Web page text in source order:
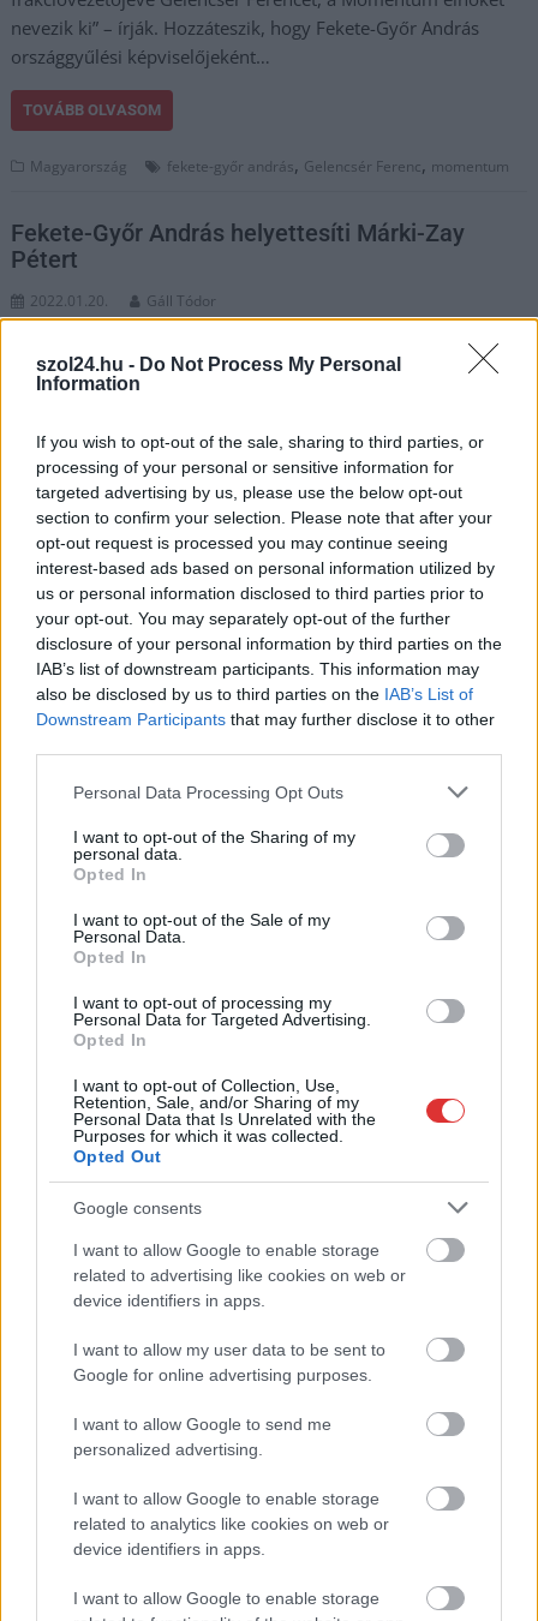
szol24.hu - Do Not Process My Personal
Information
If you wish to opt-out of the sale, sharing to third parties, or
processing of your personal or sensitive information for
targeted advertising by us, please use the below opt-out
section to confirm your selection. Please note that after your
opt-out request is processed you may continue seeing
interest-based ads based on personal information utilized by
us or personal information disclosed to third parties prior to
your opt-out. You may separately opt-out of the further
disclosure of your personal information by third parties on the
IAB’s list of downstream participants. This information may
also be disclosed by us to third parties on the IAB’s List of
Downstream Participants that may further disclose it to other
Please note that this website/app uses one or more Google
not limited to your visit or usage behaviour. You may click to
grant or deny consent to Google and its third-party tags to
use your data for below specified purposes in below Google
consent section.
Personal Data Processing Opt Outs
I want to opt-out of the Sharing of my
personal data.
Opted In
I want to opt-out of the Sale of my
Personal Data.
Opted In
I want to opt-out of processing my
Personal Data for Targeted Advertising.
Opted In
I want to opt-out of Collection, Use,
Retention, Sale, and/or Sharing of my
Personal Data that Is Unrelated with the
Purposes for which it was collected.
Opted Out
Google consents
I want to allow Google to enable storage
related to advertising like cookies on web or
device identifiers in apps.
I want to allow my user data to be sent to
Google for online advertising purposes.
I want to allow Google to send me
personalized advertising.
I want to allow Google to enable storage
related to analytics like cookies on web or
device identifiers in apps.
I want to allow Google to enable storage
nevezik ki” – írják. Hozzáteszik, hogy Fekete-Győr András
országgyűlési képviselőjeként…
TOVÁBB OLVASOM
Magyarország fekete-győr andrás, Gelencsér Ferenc, momentum
Fekete-Győr András helyettesíti Márki-Zay
Pétert
2022.01.20. Gáll Tódor
Fekete-Győr András, a
Momentum politikusa
Hódmezővásárhely
polgármesterét, az
ellenzéki összefogás
miniszterelnök-jelöltjét
a következő napokban – számolt be a hírről a HVG. Erre azért
van szükség, mert Márki-Zayról szerdán kiderült, hogy
megfertőződött a koronavírussal. A közösségi oldalán Fekete-
Győr – aki az ellenzéki előválasztáson az utolsó helyen végzett
miniszterelnök-jelölt volt – azt írta, Márki-Zay karanténból
dolgozik, ő pedig elmegy helyette az utcafórumokra. Márki-
Választások
Elbukta a bizalmi szavazást Fekete-Győr
András, Orosz Anna ügyvezetőként vezeti
tovább a Momentumot
2021.10.11.
A párt vasárnap este
tartotta a bizalmi
szavazást, amit Fekete-
kezdeményezett maga
is gyengébben
szerepelt a
miniszterelnök-jelölti előválasztáson. (21 050 szavazattal
mindössze 3,39 százalékot ért el.) A küldöttgyűlés kétharmada
megvonta tőle a bizalmat. Az utódjáról a párt következő
össze. A párt közleménye szerint Fekete-Győr András ezt
elfogadta és azonnali hatállyal beadta lemondását. A
Momentum hat elnökségi tagja továbbra is folytatja a
munkáját, az elnöki pozícióra pedig hamarosan ki lesz írva a
tisztújítás. A 32 éves politikus 2016 óta vezette a…
TOVÁBB OLVASOM